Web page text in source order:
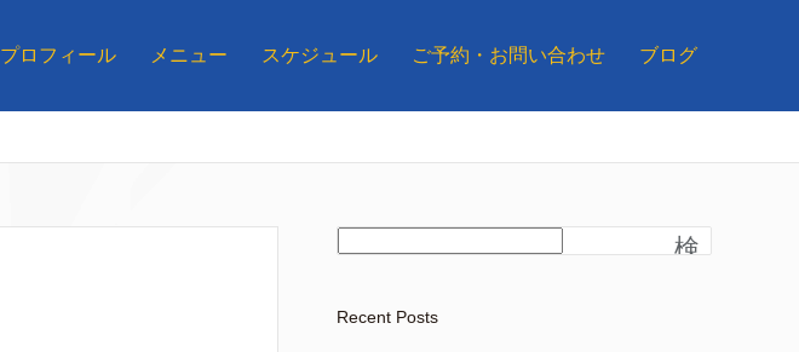
プロフィール メニュー スケジュール ご予約・お問い合わせ ブログ
検
Recent Posts